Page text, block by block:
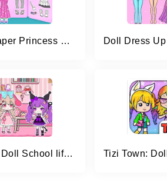
DIY Paper Princess Doll Games
YOYO Doll School life Dress up